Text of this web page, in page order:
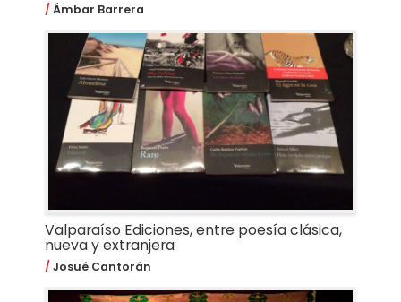
Ámbar Barrera
Valparaíso Ediciones, entre poesía clásica,
nueva y extranjera
Josué Cantorán